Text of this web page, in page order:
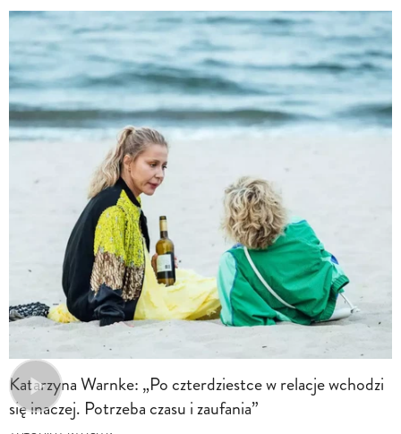
Katarzyna Warnke: „Po czterdziestce w relacje wchodzi
się inaczej. Potrzeba czasu i zaufania”